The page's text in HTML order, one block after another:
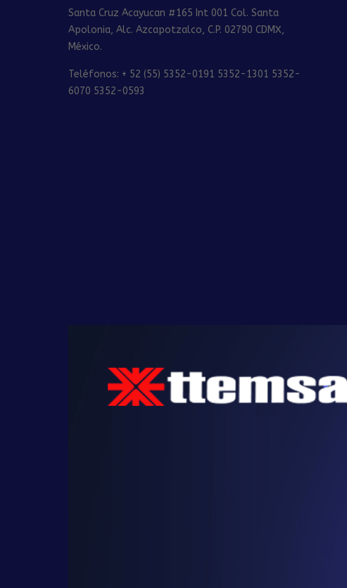
Santa Cruz Acayucan #165 Int 001 Col. Santa
Apolonia, Alc. Azcapotzalco, C.P. 02790 CDMX,
México.
Teléfonos: + 52 (55) 5352-0191 5352-1301 5352-
6070 5352-0593